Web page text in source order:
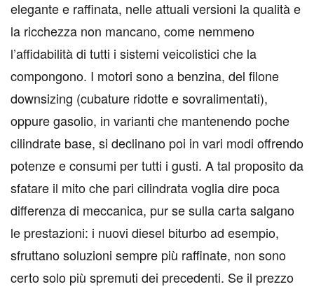
elegante e raffinata, nelle attuali versioni la qualità e
la ricchezza non mancano, come nemmeno
l’affidabilità di tutti i sistemi veicolistici che la
compongono. I motori sono a benzina, del filone
downsizing (cubature ridotte e sovralimentati),
oppure gasolio, in varianti che mantenendo poche
cilindrate base, si declinano poi in vari modi offrendo
potenze e consumi per tutti i gusti. A tal proposito da
sfatare il mito che pari cilindrata voglia dire poca
differenza di meccanica, pur se sulla carta salgano
le prestazioni: i nuovi diesel biturbo ad esempio,
sfruttano soluzioni sempre più raffinate, non sono
certo solo più spremuti dei precedenti. Se il prezzo